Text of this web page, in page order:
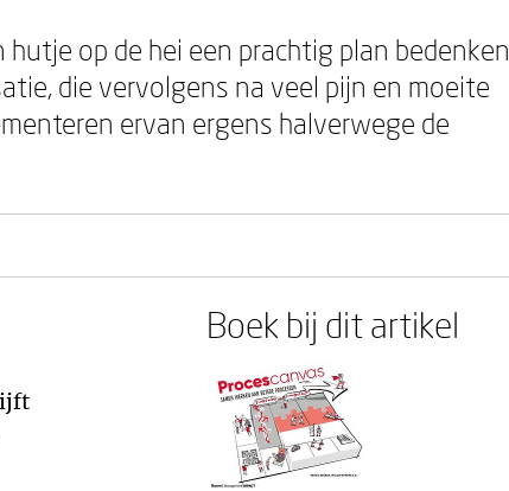
op de hei een prachtig plan bedenken
die vervolgens na veel pijn en moeite
ervan ergens halverwege de
Boek bij dit artikel